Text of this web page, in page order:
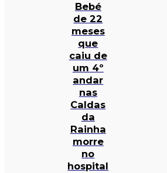
Bebé
de 22
meses
que
caiu de
um 4º
andar
nas
Caldas
da
Rainha
morre
no
hospital